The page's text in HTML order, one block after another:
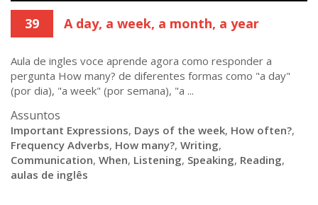
39 A day, a week, a month, a year
Aula de ingles voce aprende agora como responder a
pergunta How many? de diferentes formas como "a day"
(por dia), "a week" (por semana), "a ...
Assuntos
Important Expressions, Days of the week, How often?,
Frequency Adverbs, How many?, Writing,
Communication, When, Listening, Speaking, Reading,
aulas de inglês